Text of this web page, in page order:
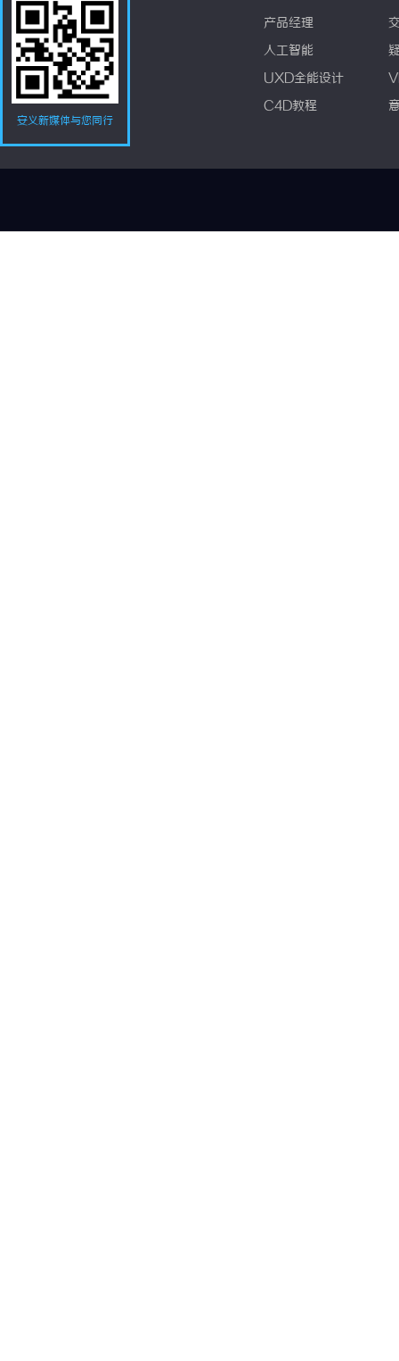
安义新媒体与您同行
产品经理
人工智能
UXD全能设计
C4D教程